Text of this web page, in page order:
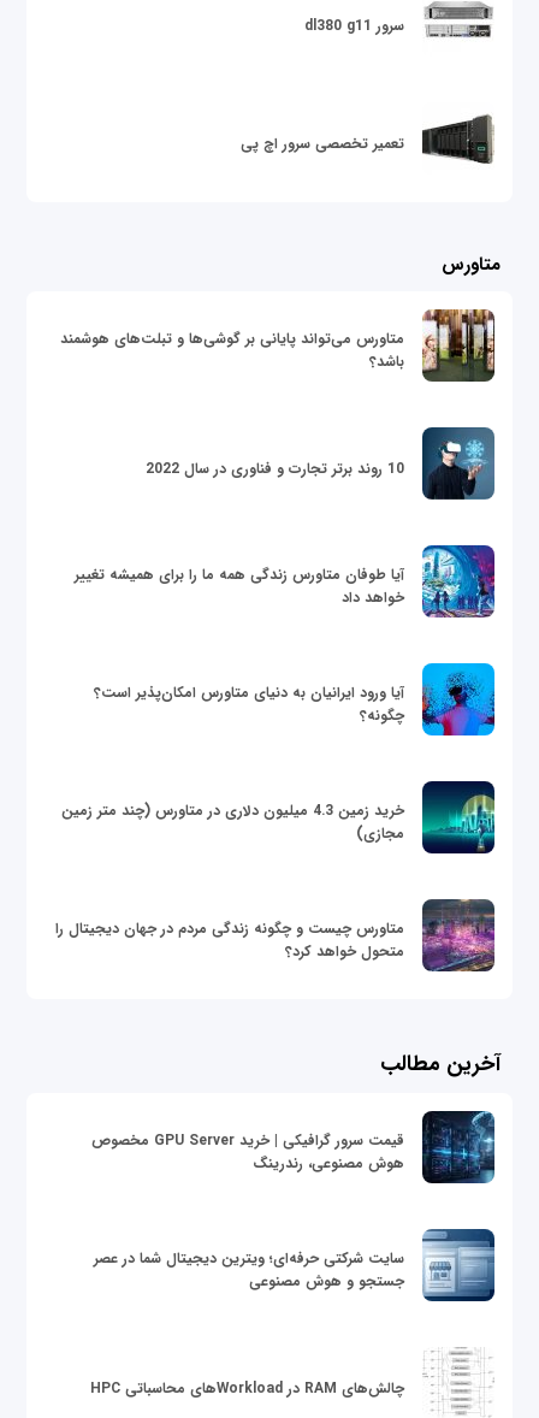
سرور dl380 g11
تعمیر تخصصی سرور اچ پی
متاورس
متاورس می‌تواند پایانی بر گوشی‌ها و تبلت‌های هوشمند
باشد؟
10 روند برتر تجارت و فناوری در سال 2022
آیا طوفان متاورس زندگی همه ما را برای همیشه تغییر
خواهد داد
آیا ورود ایرانیان به دنیای متاورس امکان‌پذیر است؟
چگونه؟
خرید زمین 4.3 میلیون دلاری در متاورس (چند متر زمین
مجازی)
متاورس چیست و چگونه زندگی مردم در جهان دیجیتال را
متحول خواهد کرد؟
آخرین مطالب
قیمت سرور گرافیکی | خرید GPU Server مخصوص
هوش مصنوعی، رندرینگ
سایت شرکتی حرفه‌ای؛ ویترین دیجیتال شما در عصر
جستجو و هوش مصنوعی
چالش‌های RAM در Workloadهای محاسباتی HPC